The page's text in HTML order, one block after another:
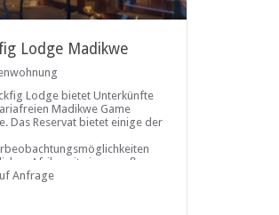
Lodge Madikwe
Lodge bietet Unterkünfte
Madikwe Game
Das Reservat bietet einige der
Afrika mit einer großen
Lebensräumen, die vom
Anfrage